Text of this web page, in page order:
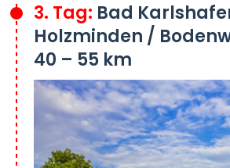
3. Tag: Bad
Holzminden /
40 – 55 km